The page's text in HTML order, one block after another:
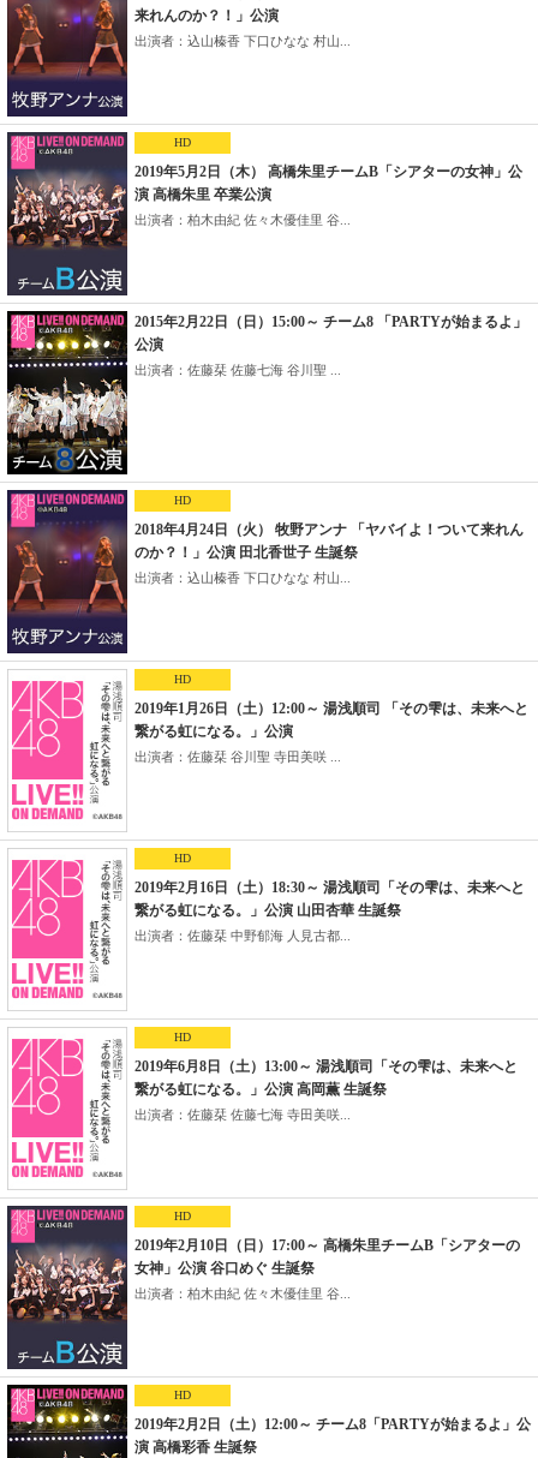
来れんのか？！」公演
出演者：込山榛香 下口ひなな 村山...
HD
2019年5月2日（木） 高橋朱里チームB「シアターの女神」公
演 高橋朱里 卒業公演
出演者：柏木由紀 佐々木優佳里 谷...
2015年2月22日（日）15:00～ チーム8 「PARTYが始まるよ」
公演
出演者：佐藤栞 佐藤七海 谷川聖 ...
HD
2018年4月24日（火） 牧野アンナ 「ヤバイよ！ついて来れん
のか？！」公演 田北香世子 生誕祭
出演者：込山榛香 下口ひなな 村山...
HD
2019年1月26日（土）12:00～ 湯浅順司 「その雫は、未来へと
繋がる虹になる。」公演
出演者：佐藤栞 谷川聖 寺田美咲 ...
HD
2019年2月16日（土）18:30～ 湯浅順司「その雫は、未来へと
繋がる虹になる。」公演 山田杏華 生誕祭
出演者：佐藤栞 中野郁海 人見古都...
HD
2019年6月8日（土）13:00～ 湯浅順司「その雫は、未来へと
繋がる虹になる。」公演 高岡薫 生誕祭
出演者：佐藤栞 佐藤七海 寺田美咲...
HD
2019年2月10日（日）17:00～ 高橋朱里チームB「シアターの
女神」公演 谷口めぐ 生誕祭
出演者：柏木由紀 佐々木優佳里 谷...
HD
2019年2月2日（土）12:00～ チーム8「PARTYが始まるよ」公
演 高橋彩香 生誕祭